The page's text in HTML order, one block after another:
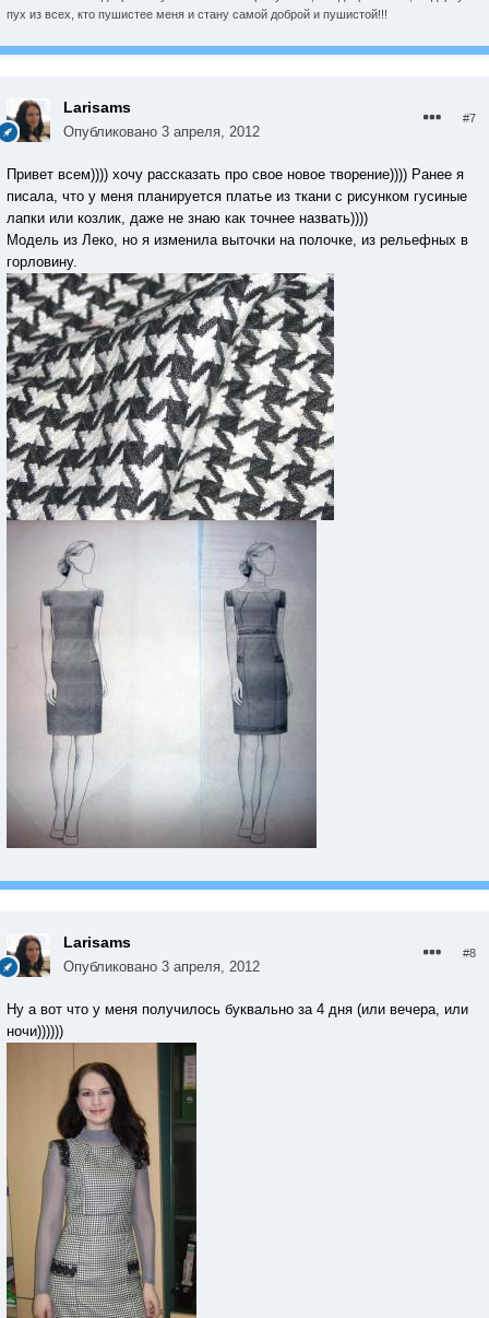
пух из всех, кто пушистее меня и стану самой доброй и пушистой!!!
Larisams
Опубликовано 3 апреля, 2012
#7
Привет всем)))) хочу рассказать про свое новое творение)))) Ранее я
писала, что у меня планируется платье из ткани с рисунком гусиные
лапки или козлик, даже не знаю как точнее назвать))))
Модель из Леко, но я изменила выточки на полочке, из рельефных в
горловину.
Larisams
Опубликовано 3 апреля, 2012
#8
Ну а вот что у меня получилось буквально за 4 дня (или вечера, или
ночи))))))